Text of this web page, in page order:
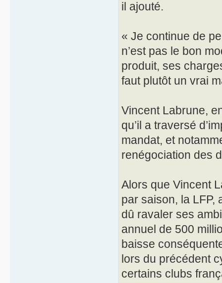
il ajouté.
« Je continue de
n’est pas le bon
produit, ses
faut plutôt un vrai
Vincent Labrune,
qu’il a traversé
mandat, et
renégociation des
Alors que Vincent
par saison, la LFP,
dû ravaler ses
annuel de 500
baisse
lors du précédent
certains clubs